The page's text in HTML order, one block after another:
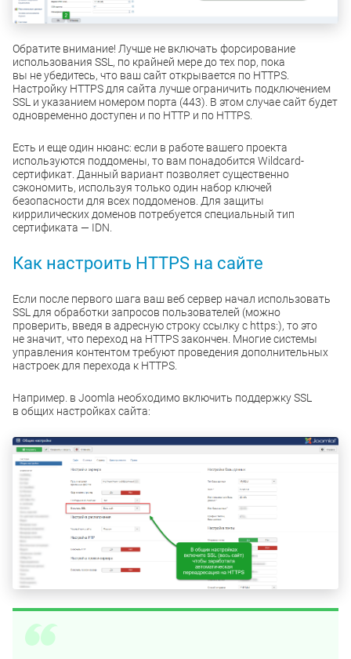
Обратите внимание! Лучше не включать форсирование
использования SSL, по крайней мере до тех пор, пока
вы не убедитесь, что ваш сайт открывается по HTTPS.
Настройку HTTPS для сайта лучше ограничить подключением
SSL и указанием номером порта (443). В этом случае сайт будет
одновременно доступен и по HTTP и по HTTPS.
Есть и еще один нюанс: если в работе вашего проекта
используются поддомены, то вам понадобится Wildcard-
сертификат. Данный вариант позволяет существенно
сэкономить, используя только один набор ключей
безопасности для всех поддоменов. Для защиты
киррилических доменов потребуется специальный тип
сертификата — IDN.
Как настроить HTTPS на сайте
Если после первого шага ваш веб сервер начал использовать
SSL для обработки запросов пользователей (можно
проверить, введя в адресную строку ссылку с https:), то это
не значит, что переход на HTTPS закончен. Многие системы
управления контентом требуют проведения дополнительных
настроек для перехода к HTTPS.
Например. в Joomla необходимо включить поддержку SSL
в общих настройках сайта: